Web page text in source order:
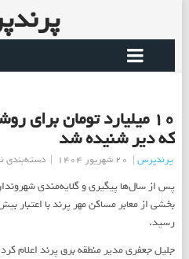
که دیر شنیده شد
پرندپرس| 20 شهریور 1404 | دسته‌بندی
رسید.